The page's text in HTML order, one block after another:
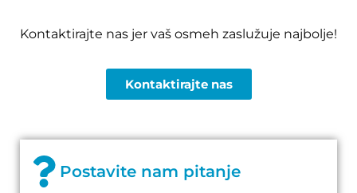
Kontaktirajte nas jer vaš osmeh zaslužuje najbolje!
Kontaktirajte nas
Postavite nam pitanje